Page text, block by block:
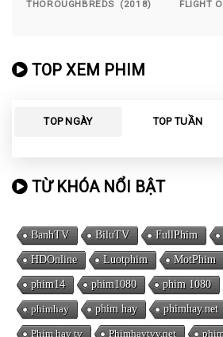
THOROUGHBREDS (2018)
FLIGHT
TOP XEM PHIM
TOP NGÀY TOP TUẦN
TỪ KHÓA NỔI BẬT
BanhTV BiluTV FullPhim
HDOnline Luotphim MotPhim
phim14 phim1080 phim 1080
phimhay phim hay phimhay.net
Phim hay tv Phimhaytvv.net